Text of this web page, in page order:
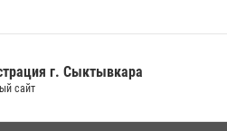
г. Сыктывкара
сайт